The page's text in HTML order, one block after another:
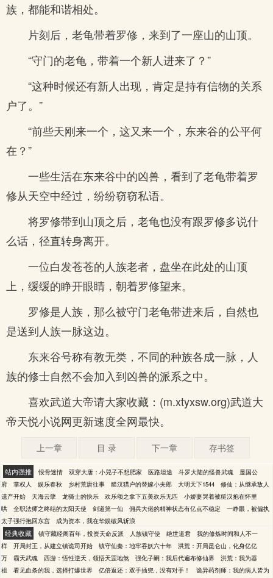
族，都能和谐相处。
片刻后，老龟带着罗修，来到了一座山的山顶。
“守门的老龟，带着一个新人进来了？”
“这种时候还有新人出现，肯定是持有信物的关系
户了。”
“前些天刚来一个，这又来一个，东来谷的公平何
在？”
一些生活在东来谷中的凶兽，看到了老龟带着罗
修从天空中经过，纷纷窃窃私语。
将罗修带到山顶之后，老龟也没有跟罗修多说什
么话，径直转身离开。
一位白发苍苍的人族老者，盘坐在此处的山顶
上，缓缓的睁开眼睛，朝着罗修望来。
罗修是人族，那么被守门老龟带进来后，自然也
是送到人族一脉这边。
东来谷号称有教无类，不同的种族各成一脉，人
族的修士自然不会加入到凶兽的派系之中。
喜欢武道大帝请大家收藏：(m.xtyxsw.org)武道大
帝天悦小说网更新速度全网最快。
上一章 目 录 下一章 存书签
站内强推 恨骨迷情 双穿大唐：小兕子不想肥家 医路坦途 斗罗大陆的怪兽武魂
显国公
府
掌权人 娱乐春秋 乡村荒唐往事 糙汉猎户的替嫁小夫郎 大明天下1544
修仙：从继承敌人
遗产开始
天海云孽 龙骑士的快乐 欢乐颂之拿下五美欢乐无匹
小娇妻哭着被糙汉抱在怀里
哄
全职法师之终结的太阳天使 剑道第一仙 佣兵大佬的精神状态有亿点不稳定
一睁眼，被偏执
太子强行抱回东宫
成为资本，我在华娱破风斩浪
经典收藏 镇守藏经阁百年，投资天命反派 人族镇守使 绝世道君
我的修炼时间和人不一
样
开局封王，从建立镇诡司开始 镇守仙秦：地牢吞妖六十年
洪荒：开局昆仑山，化身亿亿
万
霸天武魂 西游：悟性逆天，领悟天罡地煞 强化子嗣：我后代遍布修仙界
洪荒：我为器
祖
看见血条的我，选择打爆世界 亿倍返还：双手插兜，没有对手！ 诡异药剂师：我的病人皆为